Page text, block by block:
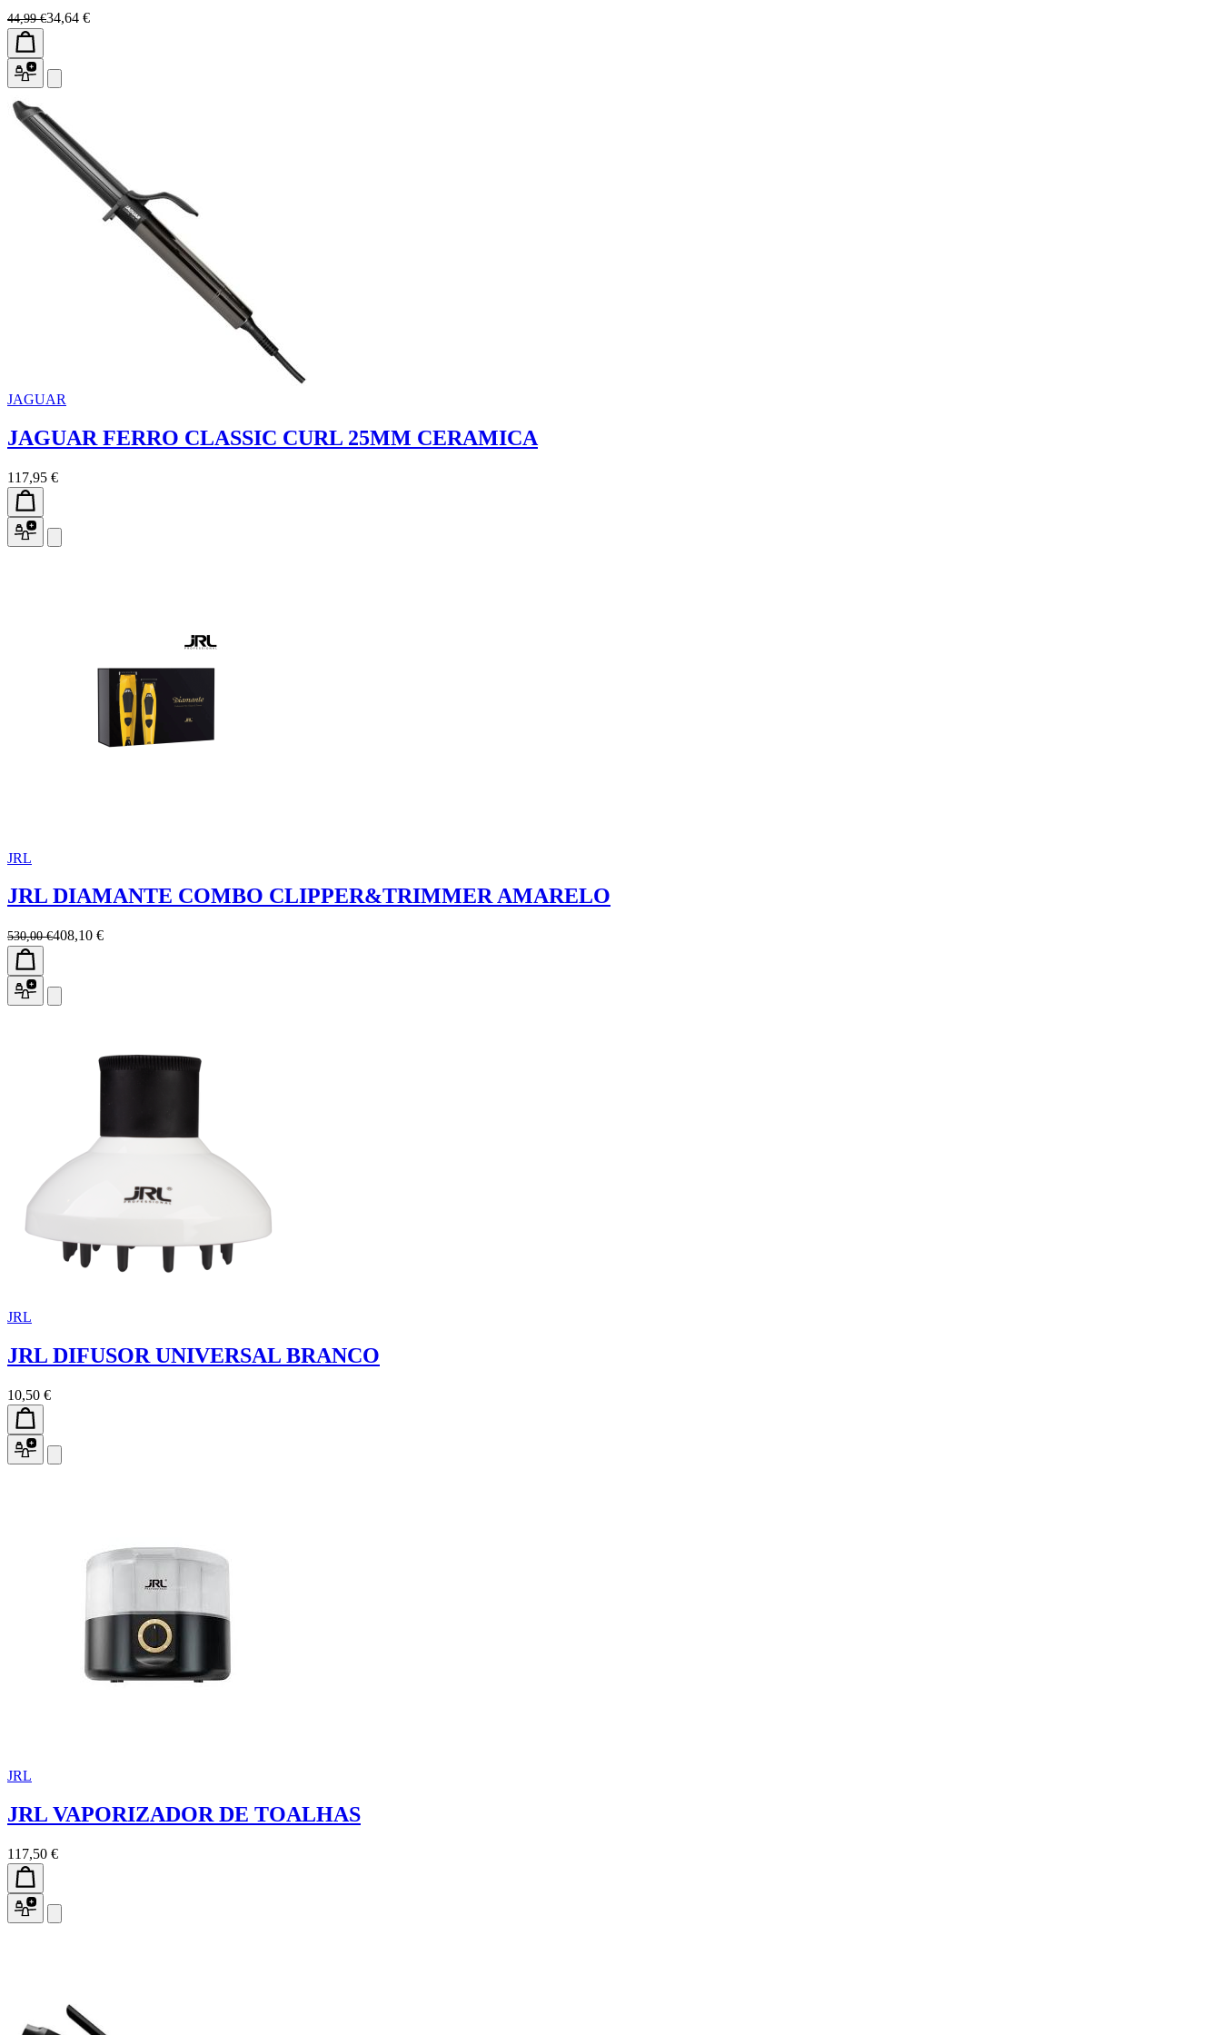
44,99 €34,64 €
JAGUAR
JAGUAR FERRO CLASSIC CURL 25MM CERAMICA
117,95 €
JRL
JRL DIAMANTE COMBO CLIPPER&TRIMMER AMARELO
530,00 €408,10 €
JRL
JRL DIFUSOR UNIVERSAL BRANCO
10,50 €
JRL
JRL VAPORIZADOR DE TOALHAS
117,50 €